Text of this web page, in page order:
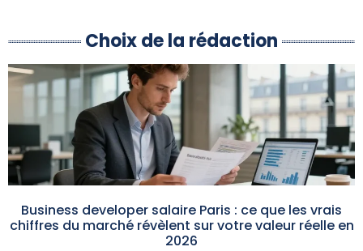
Choix de la rédaction
Business developer salaire Paris : ce que les vrais
chiffres du marché révèlent sur votre valeur réelle en
2026